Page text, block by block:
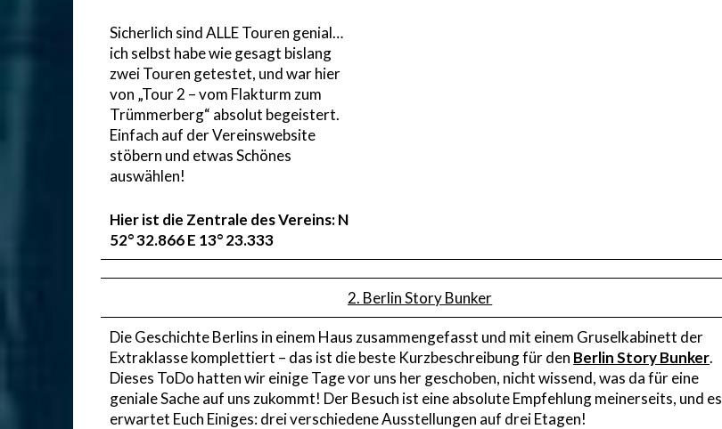
Sicherlich sind ALLE Touren genial…
ich selbst habe wie gesagt bislang
zwei Touren getestet, und war hier
von „Tour 2 – vom Flakturm zum
Trümmerberg“ absolut begeistert.
Einfach auf der Vereinswebsite
stöbern und etwas Schönes
auswählen!
Hier ist die Zentrale des Vereins: N
52° 32.866 E 13° 23.333
2. Berlin Story Bunker
Die Geschichte Berlins in einem Haus zusammengefasst und mit einem Gruselkabinett der
Extraklasse komplettiert – das ist die beste Kurzbeschreibung für den Berlin Story Bunker.
Dieses ToDo hatten wir einige Tage vor uns her geschoben, nicht wissend, was da für eine
geniale Sache auf uns zukommt! Der Besuch ist eine absolute Empfehlung meinerseits, und es
erwartet Euch Einiges: drei verschiedene Ausstellungen auf drei Etagen!